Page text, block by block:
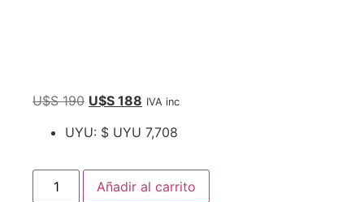
U$S190 U$S 188 IVA inc
UYU: $ UYU 7,708
Añadir al carrito